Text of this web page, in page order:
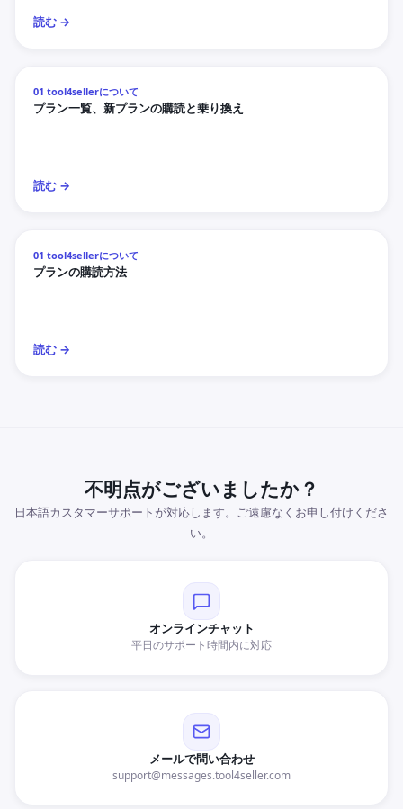
読む →
01 tool4sellerについて
プラン一覧、新プランの購読と乗り換え
読む →
01 tool4sellerについて
プランの購読方法
読む →
不明点がございましたか？
日本語カスタマーサポートが対応します。ご遠慮なくお申し付けくださ
い。
オンラインチャット
平日のサポート時間内に対応
メールで問い合わせ
support@messages.tool4seller.com